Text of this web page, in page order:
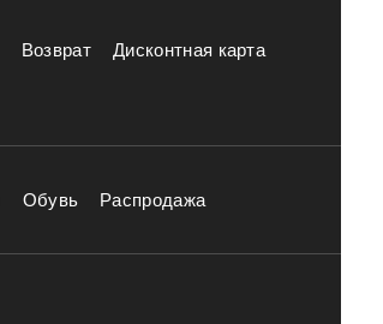
Возврат Дисконтная карта
Обувь Распродажа